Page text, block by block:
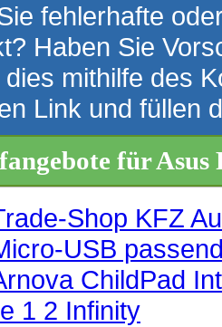
fehlerhafte
Haben Sie
mithilfe des
Link und füllen
für
Shop KFZ
USB
ChildPad
1 2 Infinity